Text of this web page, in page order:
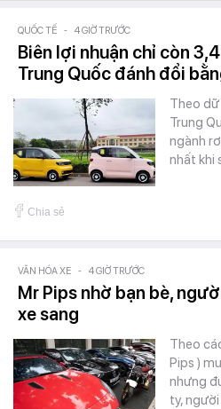
QUỐC TẾ - 4 GIỜ TRƯỚC
Biên lợi nhuận chỉ còn
Trung Quốc đánh đổi
Theo dữ
Trung
ngành
nhất khi
Chia sẻ
VĂN HÓA XE - 4 GIỜ TRƯỚC
Mr Pips nhờ bạn bè,
xe sang
Theo
Pips )
nhưng
ty,